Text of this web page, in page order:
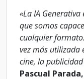
«La IA
que somos
cualquier
vez más utilizada
cine, la
Pascual